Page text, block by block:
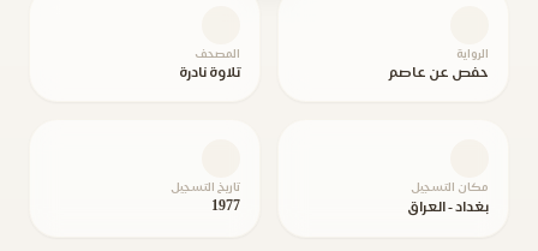
الرواية
حفص عن عاصم
المصحف
تلاوة نادرة
مكان التسجيل
بغداد - العراق
تاريخ التسجيل
1977